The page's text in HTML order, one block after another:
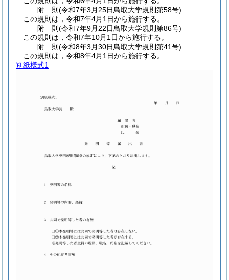
附 則(令和7年3月25日鳥取大学規則第58号)
この規則は，令和7年4月1日から施行する。
附 則(令和7年9月22日鳥取大学規則第86号)
この規則は，令和7年10月1日から施行する。
附 則(令和8年3月30日鳥取大学規則第41号)
この規則は，令和8年4月1日から施行する。
別紙様式1